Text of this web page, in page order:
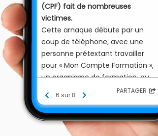
(CPF) fait de nombreuses
victimes.
Cette arnaque débute par un
coup de téléphone, avec une
personne prétextant travailler
pour « Mon Compte Formation »,
un organisme de formation, ou
bien encore un organisme public
comme le groupe Caisse des
Dépôts, le ministère du Travail, de
l'Emploi et de l'Insertion ou Pôle
6 sur 8 PARTAGER